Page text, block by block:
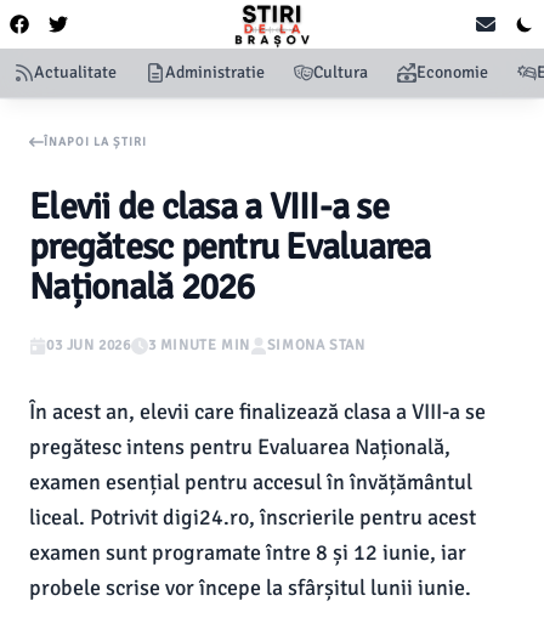
Actualitate Administratie Cultura Economie
ÎNAPOI LA ȘTIRI
Elevii de clasa a VIII-a se
pregătesc pentru Evaluarea
Națională 2026
03 JUN 2026 3 MINUTE MIN SIMONA STAN
În acest an, elevii care finalizează clasa a VIII-a se
pregătesc intens pentru Evaluarea Națională,
examen esențial pentru accesul în învățământul
liceal. Potrivit digi24.ro, înscrierile pentru acest
examen sunt programate între 8 și 12 iunie, iar
probele scrise vor începe la sfârșitul lunii iunie.